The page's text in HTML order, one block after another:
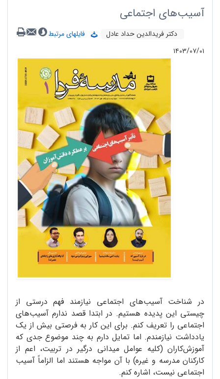
آسیب‌های اجتماعی
دکتر فریدالدین حداد عادل
فایلهای مرتبط
۱۴۰۳/۰۷/۰۱
در شناخت آسیب‌های اجتماعی نیازمند فهم درستی از
چیستی این پدیده هستیم. در ابتدا قصد ندارم آسیب‌های
اجتماعی را تعریف کنم. برای این کار به فرصتی بیش از یک
یادداشت نیازمندم. اما تمایل دارم به چند موضوع جدی که
آموزش‌کاران (کلیه عوامل میدانی درگیر در تربیت، اعم از
کارکنان مدرسه و غیره) با آن مواجه هستند اما الزاماً آسیب
اجتماعی نیست، اشاره کنم.